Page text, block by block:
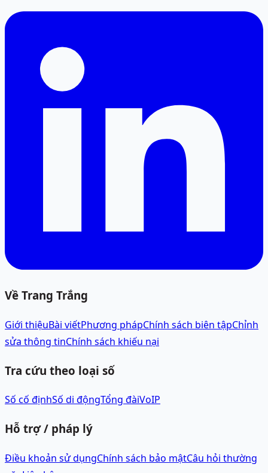
Về Trang Trắng
Giới thiệuBài viếtPhương phápChính sách biên tậpChỉnh
sửa thông tinChính sách khiếu nại
Tra cứu theo loại số
Số cố địnhSố di độngTổng đàiVoIP
Hỗ trợ / pháp lý
Điều khoản sử dụngChính sách bảo mậtCâu hỏi thường